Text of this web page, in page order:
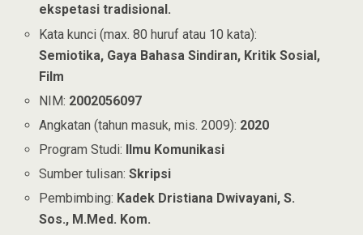
ekspetasi tradisional.
Kata kunci (max. 80 huruf atau 10 kata):
Semiotika, Gaya Bahasa Sindiran, Kritik Sosial,
Film
NIM: 2002056097
Angkatan (tahun masuk, mis. 2009): 2020
Program Studi: Ilmu Komunikasi
Sumber tulisan:Skripsi
Pembimbing: Kadek Dristiana Dwivayani, S.
Sos., M.Med. Kom.